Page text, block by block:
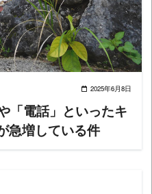
2025年6月8日
「電話」といったキ
急増している件